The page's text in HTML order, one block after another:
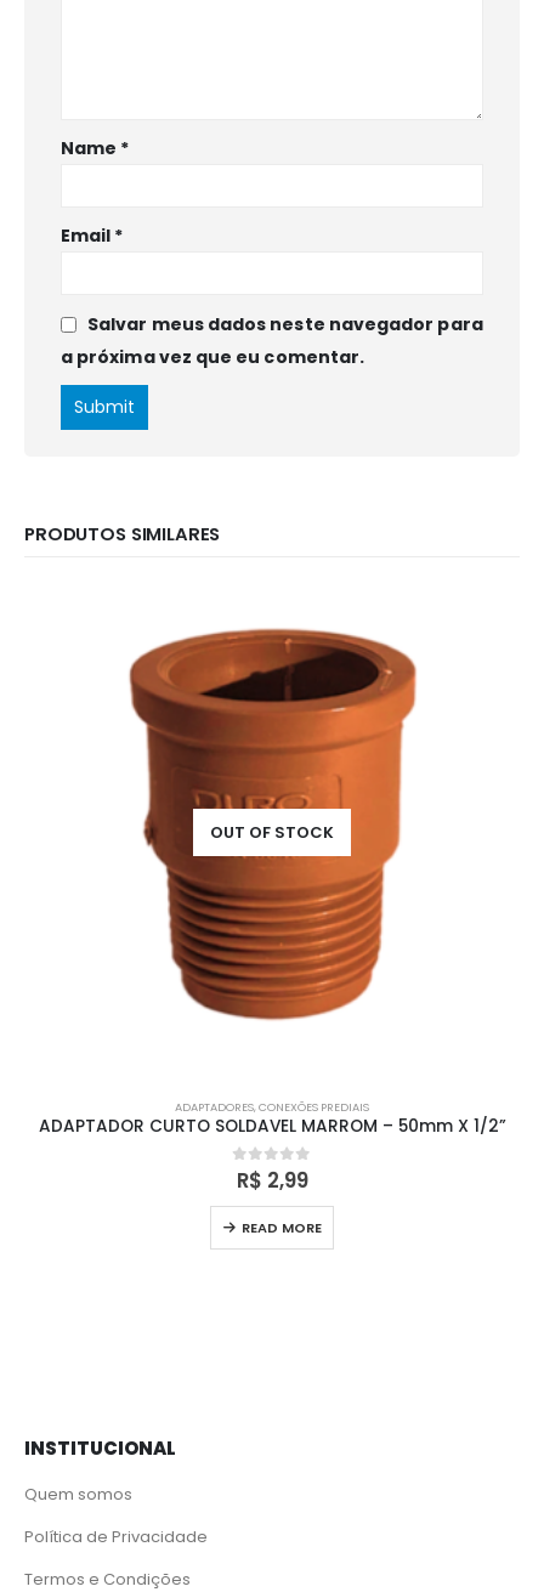
Name *
Email *
Salvar meus dados neste navegador para
a próxima vez que eu comentar.
PRODUTOS SIMILARES
OUT OF STOCK
ADAPTADORES,CONEXÕES PREDIAIS
ADAPTADOR CURTO SOLDAVEL MARROM – 50mm X 1/2”
0out of 5
R$ 2,99
READ MORE
INSTITUCIONAL
Quem somos
Política de Privacidade
Termos e Condições